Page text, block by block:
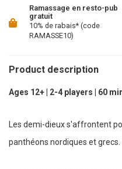
Ramassage en resto-pub
gratuit
10% de rabais* (code
RAMASSE10)
Product description
Ages 12+ | 2-4 players | 60
Les demi-dieux s'affrontent
panthéons nordiques et grecs.